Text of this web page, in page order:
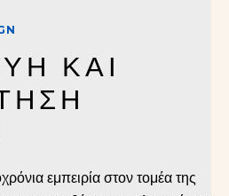
ΚΑΙ
εμπειρία στον τομέα της